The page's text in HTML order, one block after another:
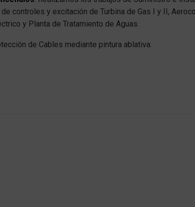
controles y excitación de Turbina de Gas I y II,
y Planta de Tratamiento de Aguas.
de Cables mediante pintura ablativa.